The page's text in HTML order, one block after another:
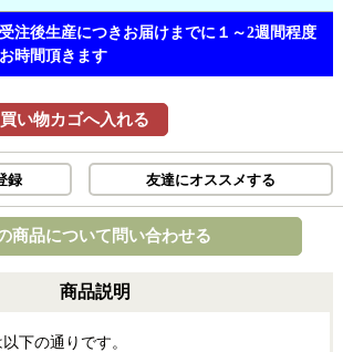
受注後生産につきお届けまでに１～2週間程度
お時間頂きます
買い物カゴへ入れる
録 友達にオススメする
商品について問い合わせる
商品説明
下の通りです。